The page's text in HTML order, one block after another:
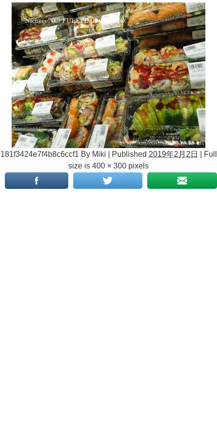
181f3424e7f4b8c6ccf1 By Miki Published 2019年2月2日
Full
size is 400 × 300 pixels